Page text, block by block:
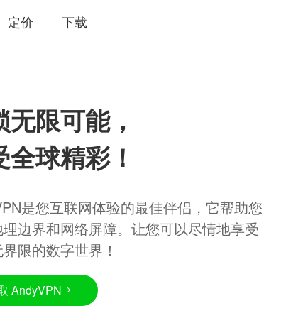
定价 下载
无限可能，
全球精彩！
是您互联网体验的最佳伴侣，它帮助您
边界和网络屏障。让您可以尽情地享受
限的数字世界！
AndyVPN